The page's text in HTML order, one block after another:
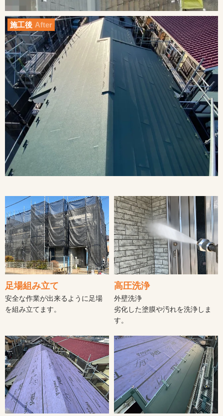
施工後 After
足場組み立て
安全な作業が出来るように足場
を組み立てます。
高圧洗浄
外壁洗浄
劣化した塗膜や汚れを洗浄しま
す。